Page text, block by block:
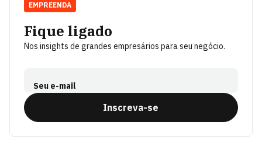
Fique ligado
Nos insights de grandes empresários para seu negócio.
Seu e-mail
Inscreva-se
EMPREENDA